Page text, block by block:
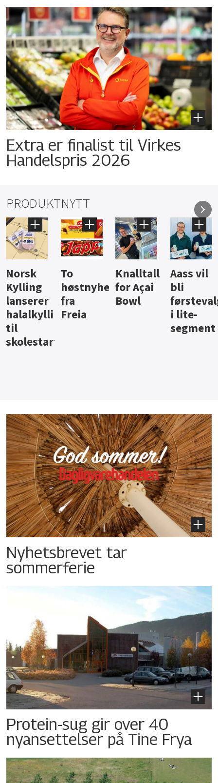
Extra er finalist til Virkes
Handelspris 2026
PRODUKTNYTT
Knalltall
for Açai
Bowl
Aass vil
bli
førstevalg
i lite-
Brus og
jus fra
Berentsen
Hard
iste fra
Hansa
Nyhetsbrevet tar
sommerferie
Protein-sug gir over 40
nyansettelser på Tine Frya